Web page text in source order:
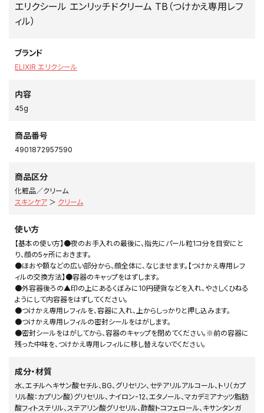
エリクシール エンリッチドクリーム TB（つけかえ専用レフ
ィル）
ブランド
ELIXIR エリクシール
内容
45g
商品番号
4901872957590
商品区分
化粧品／クリーム
スキンケア ＞ クリーム
使い方
【基本の使い方】●夜のお手入れの最後に、指先にパール粒1コ分を目安にと
り、顔の5ヶ所におきます。
●ほおや額などの広い部分から、顔全体に、なじませます。【つけかえ専用レフ
ィルの交換方法】●容器のキャップをはずします。
●外容器後ろの▲印の上にあるくぼみに10円硬貨などを入れ、やさしくひねる
ようにして内容器をはずしてください。
●つけかえ専用レフィルを、容器に入れ、上からしっかりと押し込みます。
●つけかえ専用レフィルの密封シールをはがします。
●密封シールをはがしてから、容器のキャップを閉めてください。※前の容器に
残った中味を、つけかえ専用レフィルに移し替えないでください。
成分・材質
水、エチルヘキサン酸セチル、BG、グリセリン、セテアリルアルコール、トリ（カプ
リル酸：カプリン酸）グリセリル、ナイロン-12、エタノール、マカデミアナッツ脂肪
酸フィトステリル、ステアリン酸グリセリル、酢酸トコフェロール、キサンタンガ